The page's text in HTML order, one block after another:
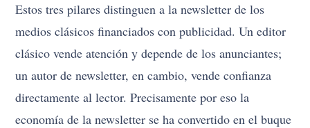
Estos tres pilares distinguen a la newsletter de los
medios clásicos financiados con publicidad. Un editor
clásico vende atención y depende de los anunciantes;
un autor de newsletter, en cambio, vende confianza
directamente al lector. Precisamente por eso la
economía de la newsletter se ha convertido en el buque